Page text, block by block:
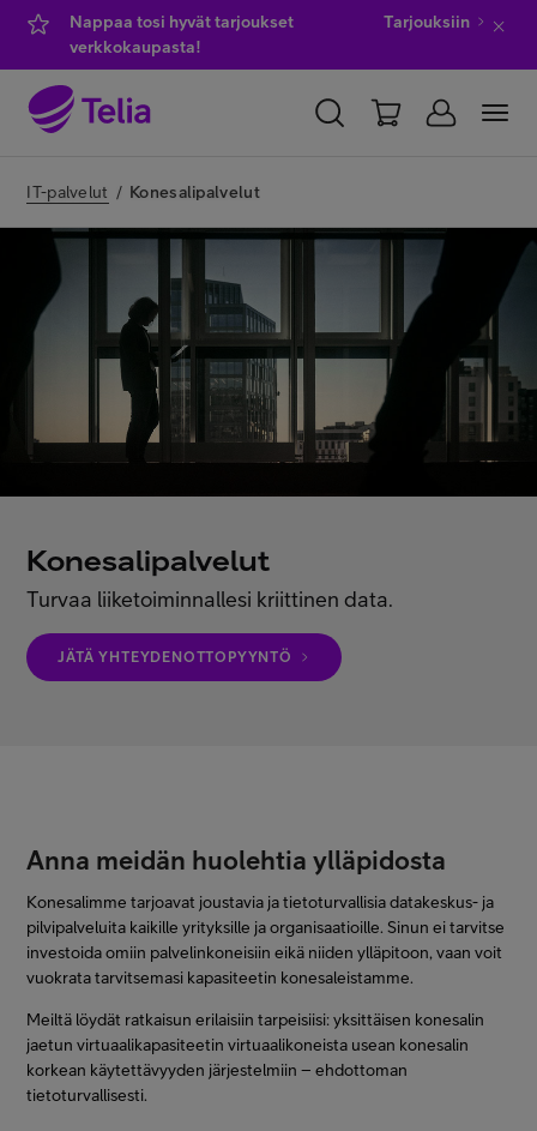
Nappaa tosi hyvät tarjoukset
verkkokaupasta!
Tarjouksiin
TELIA FINLAND
Kauppa
IT-palvelut
Minun Telia Yrityksille
Inspiroidu
IT-palvelut / Konesalipalvelut
Konesalipalvelut
Turvaa liiketoiminnallesi kriittinen data.
JÄTÄ YHTEYDENOTTOPYYNTÖ
Anna meidän huolehtia ylläpidosta
Konesalimme tarjoavat joustavia ja tietoturvallisia datakeskus- ja
pilvipalveluita kaikille yrityksille ja organisaatioille. Sinun ei tarvitse
investoida omiin palvelinkoneisiin eikä niiden ylläpitoon, vaan voit
vuokrata tarvitsemasi kapasiteetin konesaleistamme.
Meiltä löydät ratkaisun erilaisiin tarpeisiisi: yksittäisen konesalin
jaetun virtuaalikapasiteetin virtuaalikoneista usean konesalin
korkean käytettävyyden järjestelmiin – ehdottoman
tietoturvallisesti.